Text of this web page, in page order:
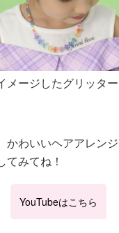
メージしたグリッタ
かわいいヘアアレン
てみてね！
YouTubeはこちら